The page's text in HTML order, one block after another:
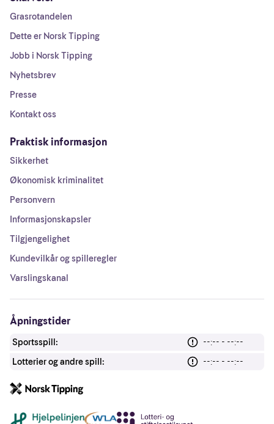
Grasrotandelen
Dette er Norsk Tipping
Jobb i Norsk Tipping
Nyhetsbrev
Presse
Kontakt oss
Praktisk informasjon
Sikkerhet
Økonomisk kriminalitet
Personvern
Informasjonskapsler
Tilgjengelighet
Kundevilkår og spilleregler
Varslingskanal
Åpningstider
Sportsspill:
--:-- - --:--
Lotterier og andre spill:
--:-- - --:--
Andre lenker